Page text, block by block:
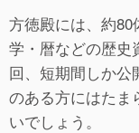
方徳殿には、約
学・暦などの歴史
回、短期間しか公
のある方にはたま
いでしょう。